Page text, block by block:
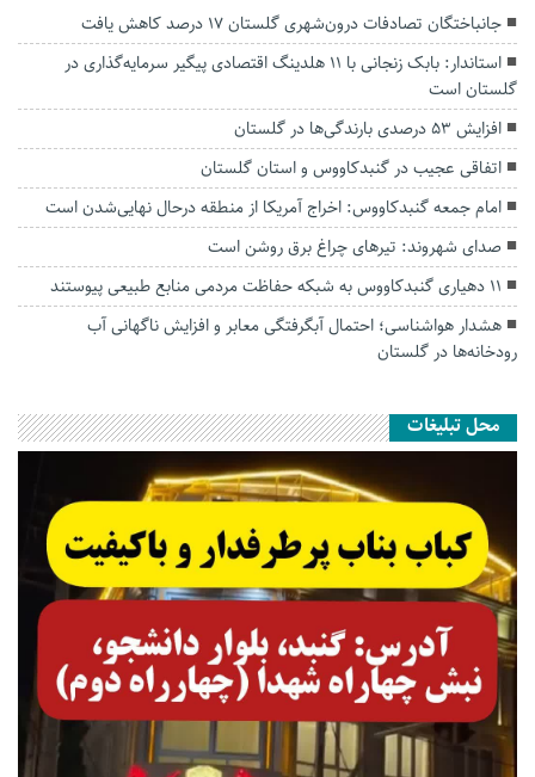
جانباختگان تصادفات درون‌شهری گلستان ۱۷ درصد کاهش یافت
استاندار: بابک زنجانی با ۱۱ هلدینگ اقتصادی پیگیر سرمایه‌گذاری در
گلستان است
افزایش ۵۳ درصدی بارندگی‌ها در گلستان
اتفاقی عجیب در‌ گنبدکاووس و استان گلستان
امام جمعه گنبدکاووس: اخراج آمریکا از منطقه درحال نهایی‌شدن است
صدای شهروند: تیرهای چراغ برق روشن است
۱۱ دهیاری گنبدکاووس به شبکه حفاظت مردمی منابع طبیعی پیوستند
هشدار هواشناسی؛ احتمال آبگرفتگی معابر و افزایش ناگهانی آب
رودخانه‌ها در گلستان
محل تبلیغات